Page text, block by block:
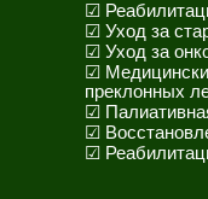
☑
☑ Уход за
☑ Уход за
☑
преклонных
☑
☑
☑